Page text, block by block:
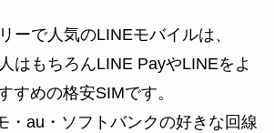
ーで人気のLINEモバイルは、
はもちろんLINE PayやLINEをよ
すめの格安SIMです。
・au・ソフトバンクの好きな回線